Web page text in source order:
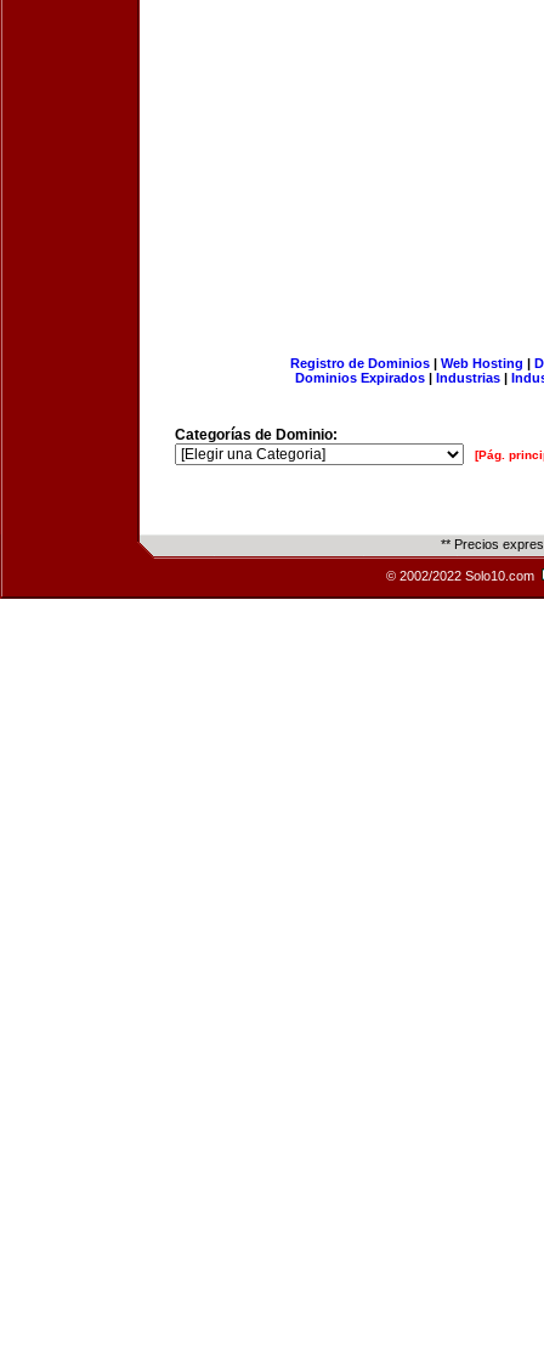
Registro de Dominios| Web Hosting |
Dominios Expirados | Industrias |
Categorías de Dominio:
[Pág.
** Precios
© 2002/2022 Solo10.com